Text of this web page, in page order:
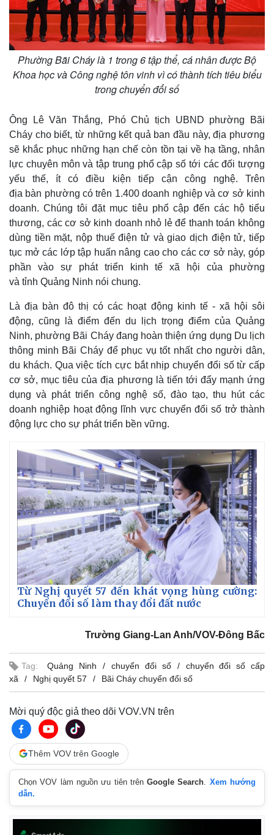
Pháp luật
Vụ án
Tin nóng
Tư vấn luật
Quân sự - Quốc phòng
Vũ khí
Việt Nam
Phân tích
Phường Bãi Cháy là 1 trong 6 tập thể, cá nhân được Bộ
Khoa học và Công nghệ tôn vinh vì có thành tích tiêu biểu
trong chuyển đổi số
Ông Lê Văn Thắng, Phó Chủ tịch UBND phường Bãi
Cháy cho biết, từ những kết quả ban đầu này, địa phương
sẽ khắc phục những hạn chế còn tồn tại về hạ tầng, nhân
lực chuyên môn và tập trung phổ cập số tới các đối tượng
yếu thế, ít có điều kiện tiếp cận công nghệ. Trên
địa bàn phường có trên 1.400 doanh nghiệp và cơ sở kinh
doanh. Chúng tôi đặt mục tiêu phổ cập đến các hộ tiểu
thương, các cơ sở kinh doanh nhỏ lẻ để thanh toán không
dùng tiền mặt, nộp thuế điện tử và giao dịch điện tử, tiếp
tục mở các lớp tập huấn nâng cao cho các cơ sở này, góp
phần vào sự phát triển kinh tế xã hội của phường
và tỉnh Quảng Ninh nói chung.
Là địa bàn đô thị có các hoạt động kinh tế - xã hội sôi
động, cũng là điểm đến du lịch trọng điểm của Quảng
Ninh, phường Bãi Cháy đang hoàn thiện ứng dụng Du lịch
thông minh Bãi Cháy để phục vụ tốt nhất cho người dân,
du khách. Qua việc tích cực bắt nhịp chuyển đổi số từ cấp
cơ sở, mục tiêu của địa phương là tiến tới đẩy mạnh ứng
dụng và phát triển công nghệ số, đào tạo, thu hút các
doanh nghiệp hoạt động lĩnh vực chuyển đổi số trở thành
động lực cho sự phát triển bền vững.
Từ Nghị quyết 57 đến khát vọng hùng cường:
Chuyển đổi số làm thay đổi đất nước
Trường Giang-Lan Anh/VOV-Đông Bấc
Tag: Quảng Ninh chuyển đổi số
chuyển đổi số cấp
xã
Nghị quyết 57 Bãi Cháy chuyển đổi số
Mời quý độc giả theo dõi VOV.VN trên
Thêm VOV trên Google
Chọn VOV làm nguồn ưu tiên trênGoogle Search
Xem hướng
dẫn.